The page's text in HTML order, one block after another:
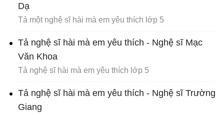
Dạ
Tả một nghệ sĩ hài mà em yêu thích lớp 5
Tả nghệ sĩ hài mà em yêu thích - Nghệ sĩ Mạc
Văn Khoa
Tả nghệ sĩ hài mà em yêu thích lớp 5
Tả nghệ sĩ hài mà em yêu thích - Nghệ sĩ Trường
Giang